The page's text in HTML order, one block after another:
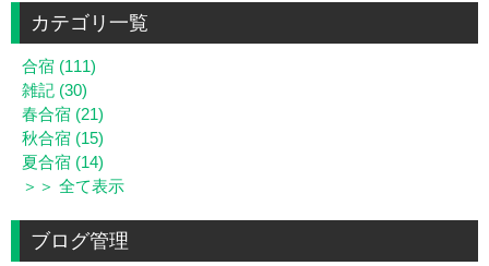
カテゴリ一覧
合宿 (111)
雑記 (30)
春合宿 (21)
秋合宿 (15)
夏合宿 (14)
＞＞ 全て表示
ブログ管理